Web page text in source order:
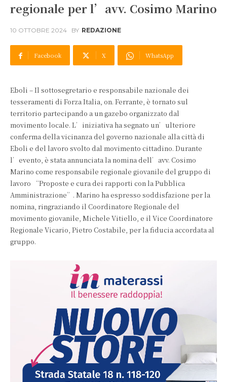
regionale per l’avv. Cosimo Marino
10 OTTOBRE 2024 BY REDAZIONE
Facebook X WhatsApp
Eboli – Il sottosegretario e responsabile nazionale dei
tesseramenti di Forza Italia, on. Ferrante, è tornato sul
territorio partecipando a un gazebo organizzato dal
movimento locale. L’iniziativa ha segnato un’ulteriore
conferma della vicinanza del governo nazionale alla città di
Eboli e del lavoro svolto dal movimento cittadino. Durante
l’evento, è stata annunciata la nomina dell’avv. Cosimo
Marino come responsabile regionale giovanile del gruppo di
lavoro “Proposte e cura dei rapporti con la Pubblica
Amministrazione”. Marino ha espresso soddisfazione per la
nomina, ringraziando il Coordinatore Regionale del
movimento giovanile, Michele Vitiello, e il Vice Coordinatore
Regionale Vicario, Pietro Costabile, per la fiducia accordata al
gruppo.